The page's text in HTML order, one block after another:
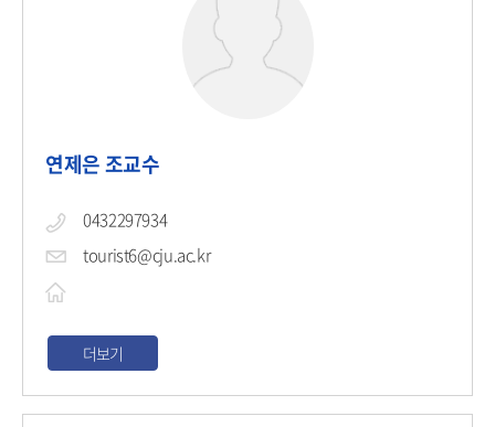
연제은 조교수
0432297934
tourist6@cju.ac.kr
더보기